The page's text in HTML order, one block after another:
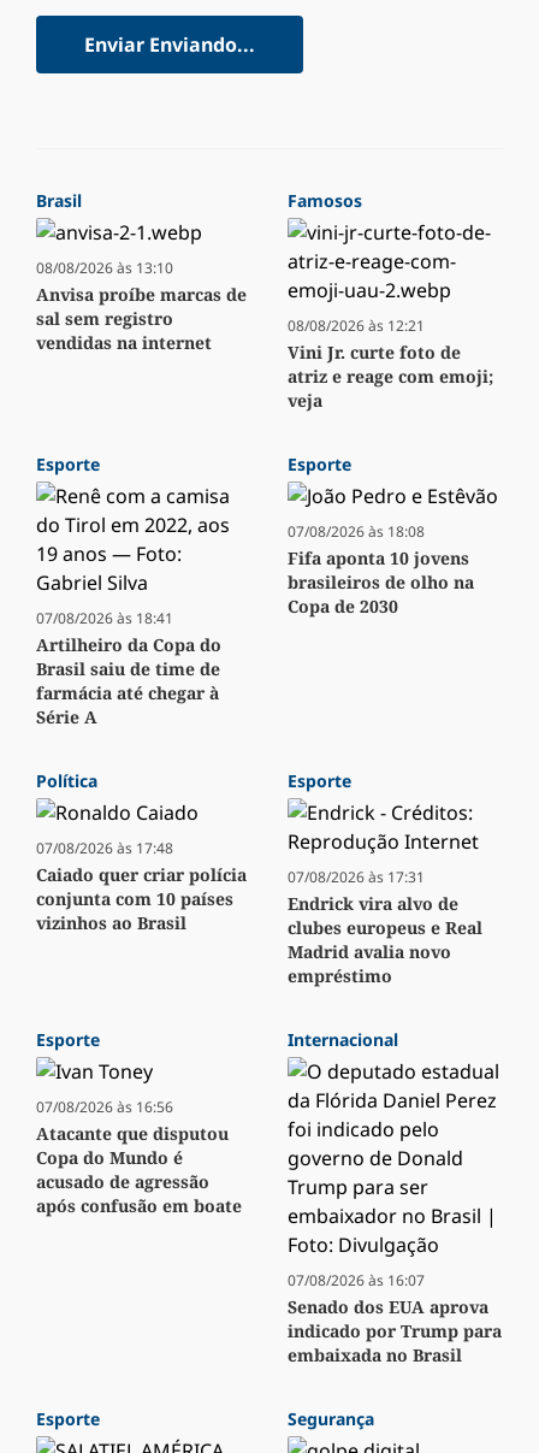
Enviar Enviando...
Brasil
08/08/2026 às 13:10
Anvisa proíbe marcas de
sal sem registro
vendidas na internet
Famosos
08/08/2026 às 12:21
Vini Jr. curte foto de
atriz e reage com emoji;
veja
Esporte
07/08/2026 às 18:41
Artilheiro da Copa do
Brasil saiu de time de
farmácia até chegar à
Série A
Esporte
07/08/2026 às 18:08
Fifa aponta 10 jovens
brasileiros de olho na
Copa de 2030
Política
07/08/2026 às 17:48
Caiado quer criar polícia
conjunta com 10 países
vizinhos ao Brasil
Esporte
07/08/2026 às 17:31
Endrick vira alvo de
clubes europeus e Real
Madrid avalia novo
empréstimo
Esporte
07/08/2026 às 16:56
Atacante que disputou
Copa do Mundo é
acusado de agressão
após confusão em boate
Internacional
07/08/2026 às 16:07
Senado dos EUA aprova
indicado por Trump para
embaixada no Brasil
Esporte Segurança